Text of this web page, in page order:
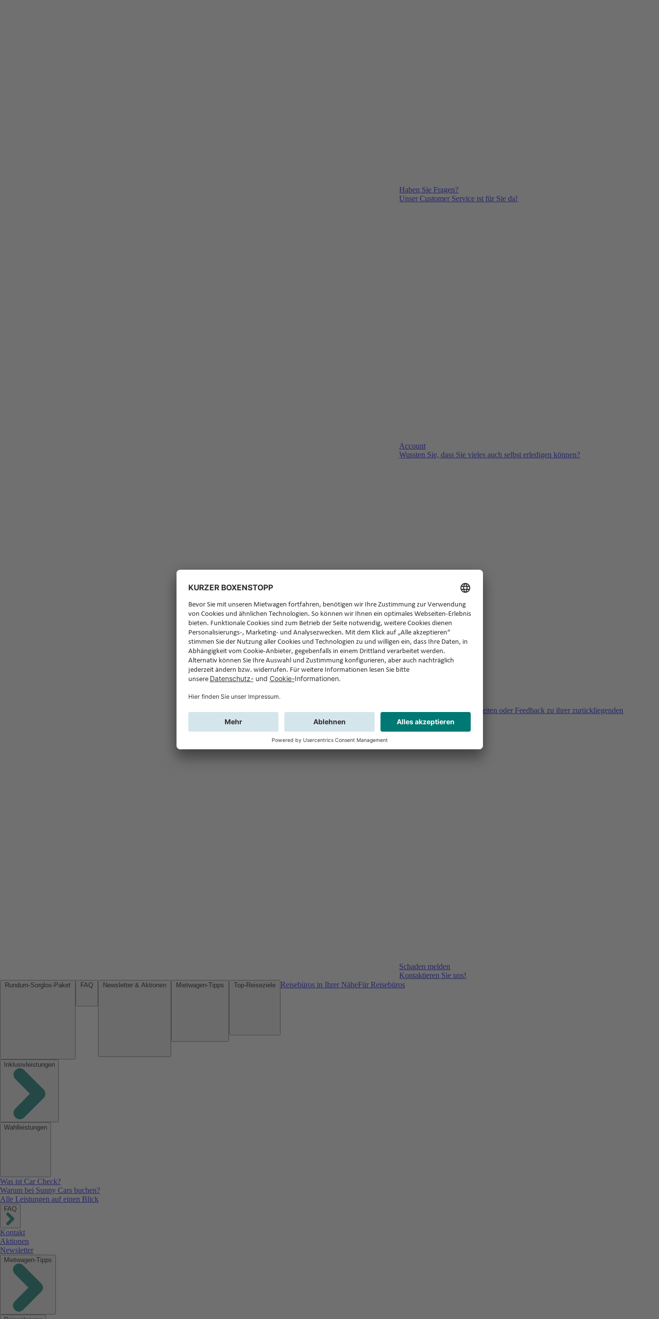
Haben Sie Fragen?
Unser Customer Service ist für Sie da!
Account
Wussten Sie, dass Sie vieles auch selbst erledigen können?
Sie haben Fragen, Unklarheiten oder Feedback zu ihrer zurückliegenden
Buchung?
Schaden melden
Kontaktieren Sie uns!
Reisebüros in Ihrer NäheFür Reisebüros
Inklusivleistungen
Wahlleistungen
Was ist Car Check?
Warum bei Sunny Cars buchen?
Alle Leistungen auf einen Blick
FAQ
Kontakt
Aktionen
Newsletter
Mietwagen-Tipps